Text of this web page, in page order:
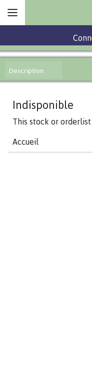
Description
Indisponible
This stock or
Accueil